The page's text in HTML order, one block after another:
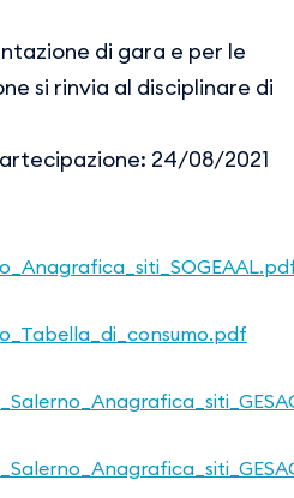
di gara e per le
si rinvia al disciplinare di
24/08/2021